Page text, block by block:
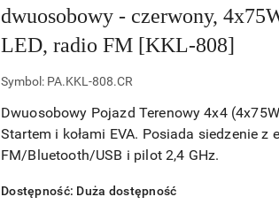
dwuosobowy - czerwony,
LED, radio FM [KKL-808]
Symbol: PA.KKL-808.CR
Dwuosobowy Pojazd Terenowy 4x4
Startem i kołami EVA. Posiada siedzenie z
FM/Bluetooth/USB i pilot 2,4 GHz.
Dostępność: Duża dostępność